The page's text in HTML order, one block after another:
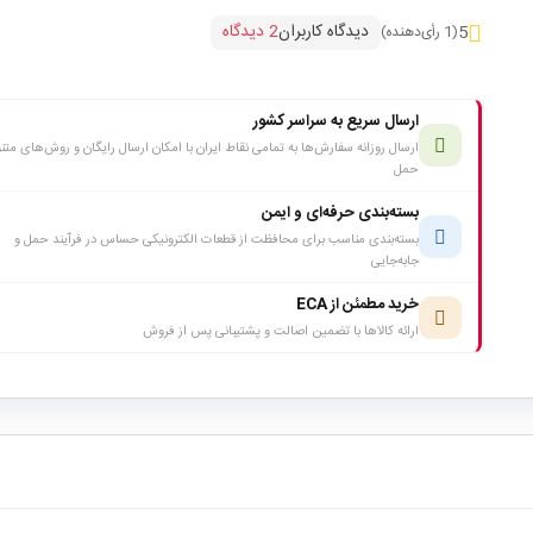
5(1 رأی‌دهنده) دیدگاه کاربران2 دیدگاه
ارسال سریع به سراسر کشور
ارسال روزانه سفارش‌ها به تمامی نقاط ایران با امکان ارسال رایگان و روش‌های
حمل
بسته‌بندی حرفه‌ای و ایمن
بسته‌بندی مناسب برای محافظت از قطعات الکترونیکی حساس در فرآیند حمل و
جابه‌جایی
خرید مطمئن از ECA
ارائه کالاها با تضمین اصالت و پشتیبانی پس از فروش